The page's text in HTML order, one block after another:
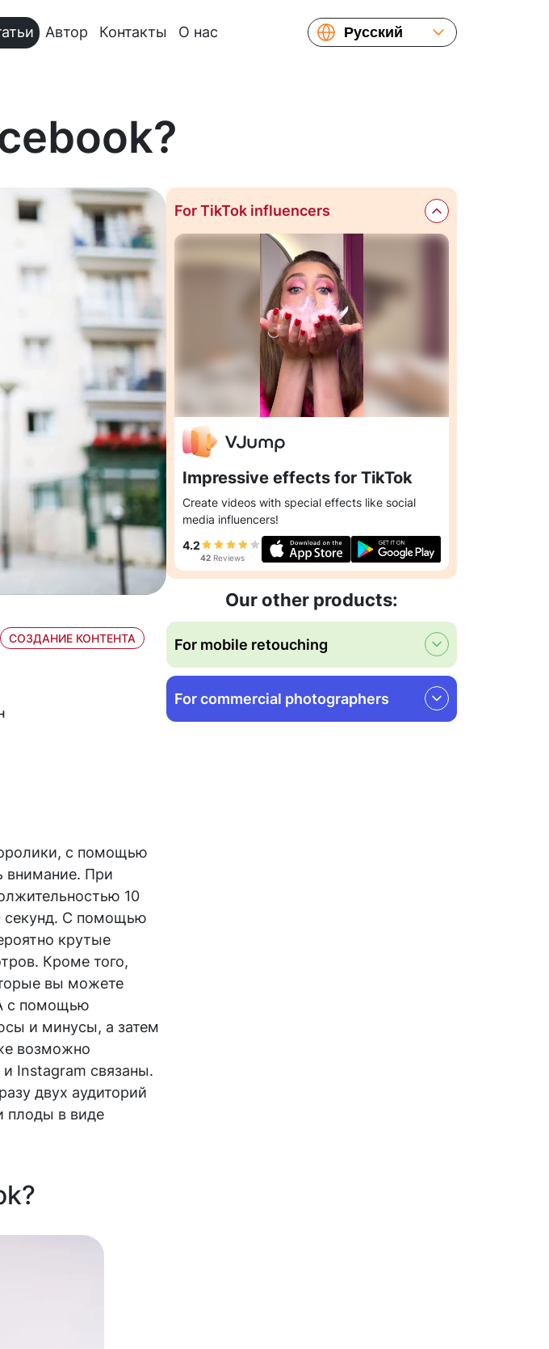
Автор Контакты О нас
Русский
СОЗДАНИЕ КОНТЕНТА
с помощью
внимание. При
10
секунд. С помощью
крутые
Кроме того,
вы можете
с помощью
и минусы, а затем
возможно
Instagram связаны.
двух аудиторий
плоды в виде
For TikTok influencers
Impressive effects for TikTok
Create videos with special effects like social
media influencers!
4.2
42Reviews
Our other products:
For mobile retouching
For commercial photographers